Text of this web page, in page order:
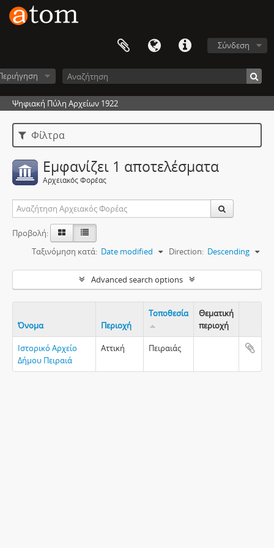
Σύνδεση
Ψηφιακή Πύλη Αρχείων 1922
Φίλτρα
Εμφανίζει 1 αποτελέσματα
Αρχειακός Φορέας
Προβολή:
Ταξινόμηση κατά: Date modified Direction: Descending
Advanced search options
Όνομα Περιοχή
Τοποθεσία
Θεματική
περιοχή
Ιστορικό Αρχείο
Δήμου Πειραιά
Αττική Πειραιάς